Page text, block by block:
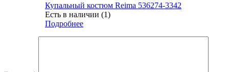
Купальный костюм Reima 536274-3342
Есть в наличии (1)
Подробнее